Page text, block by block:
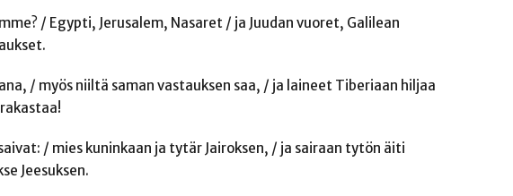
/ Egypti, Jerusalem, Nasaret / ja Juudan vuoret, Galilean
/ myös niiltä saman vastauksen saa, / ja laineet Tiberiaan hiljaa
/ mies kuninkaan ja tytär Jairoksen, / ja sairaan tytön äiti
Jeesuksen.